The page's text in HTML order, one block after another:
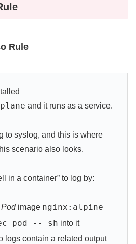
Rule
and it runs as a service.
to syslog, and this is where
scenario also looks.
in a container” to log by:
Podimage nginx:alpine
pod -- sh into it
logs contain a related output